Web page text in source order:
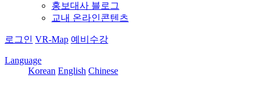
홍보대사 블로그
교내 온라인콘텐츠
로그인 VR-Map 예비수강
Language
Korean English Chinese